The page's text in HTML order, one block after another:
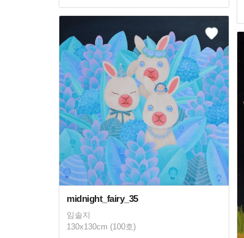
midnight_fairy_35
임솔지
130x130cm (100호)